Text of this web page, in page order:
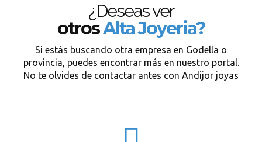
¿Deseas ver
otrosAlta Joyeria?
Si estás buscando otra empresa en Godella o
provincia, puedes encontrar más en nuestro portal.
No te olvides de contactar antes con Andijor joyas